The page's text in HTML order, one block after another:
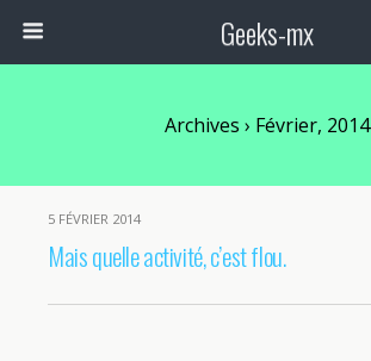
Geeks-mx
Archives › Février, 2014
5 FÉVRIER 2014
Mais quelle activité, c’est flou.